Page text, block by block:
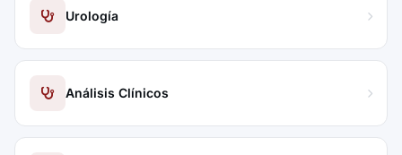
Urología
Análisis Clínicos